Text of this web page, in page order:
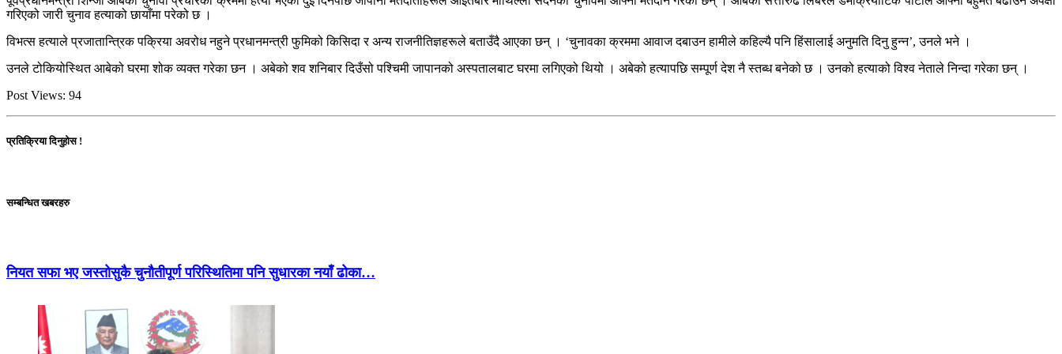
गरिएको जारी चुनाव हत्याको छायाँमा परेको छ ।
विभत्स हत्याले प्रजातान्त्रिक पक्रिया अवरोध नहुने प्रधानमन्त्री फुमिको किसिदा र अन्य राजनीतिज्ञहरूले बताउँदै आएका छन् । ‘चुनावका क्रममा आवाज दबाउन हामीले कहिल्यै पनि हिंसालाई अनुमति दिनु हुन्न’, उनले भने ।
उनले टोकियोस्थित आबेको घरमा शोक व्यक्त गरेका छन । अबेको शव शनिबार दिउँसो पश्चिमी जापानको अस्पतालबाट घरमा लगिएको थियो । अबेको हत्यापछि सम्पूर्ण देश नै स्तब्ध बनेको छ । उनको हत्याको विश्व नेताले निन्दा गरेका छन् ।
Post Views: 94
प्रतिक्रिया दिनुहोस !
सम्बन्धित खबरहरु
नियत सफा भए जस्तोसुकै चुनौतीपूर्ण परिस्थितिमा पनि सुधारका नयाँ ढोका…